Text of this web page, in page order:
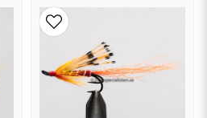
fangen.
mit Doppelhaken
eine robuste Konstruktion und
was sie zu einer ausgezeichneten
in fließenden Gewässern
dass die Fliege auch in starken